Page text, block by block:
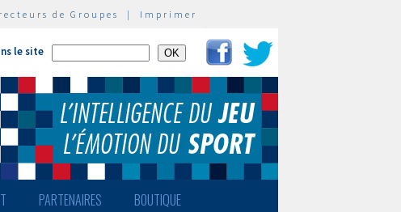
de Groupes | Imprimer
le site
PARTENAIRES BOUTIQUE